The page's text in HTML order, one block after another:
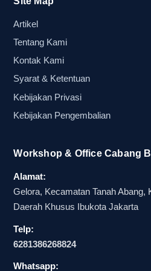
balon promosi full color
penting seperti nama acara,
tema kegiatan lebih cepat
sangat penting untuk brand
tampil menonjol di tengah
Dalam konteks percetakan
untuk mengekspresikan
color, balon tepuk sablon full
desain penuh dapat
menyiapkan acara
ini sering menjadi pilihan
membangun kesan meriah
Artikel
Tentang Kami
Kontak Kami
Syarat & Ketentuan
Kebijakan Privasi
Kebijakan Pengembalian
Workshop & Office Cabang
Alamat:
Gelora, Kecamatan Tanah Abang,
Daerah Khusus Ibukota Jakarta
Telp:
6281386268824
Whatsapp: